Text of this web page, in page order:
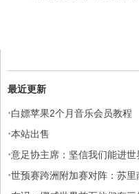
最近更新
·白嫖苹果2个月音乐会员教程
·本站出售
·意足协主席：坚信我们能进
·世预赛跨洲附加赛对阵：苏